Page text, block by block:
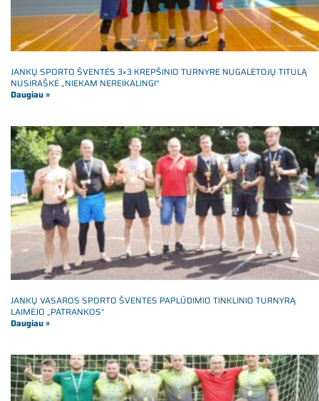
JANKŲ SPORTO ŠVENTĖS 3×3 KREPŠINIO TURNYRE NUGALĖTOJŲ TITULĄ
NUSIRAŠKĖ „NIEKAM NEREIKALINGI“
Daugiau »
JANKŲ VASAROS SPORTO ŠVENTĖS PAPLŪDIMIO TINKLINIO TURNYRĄ
LAIMĖJO „PATRANKOS“
Daugiau »